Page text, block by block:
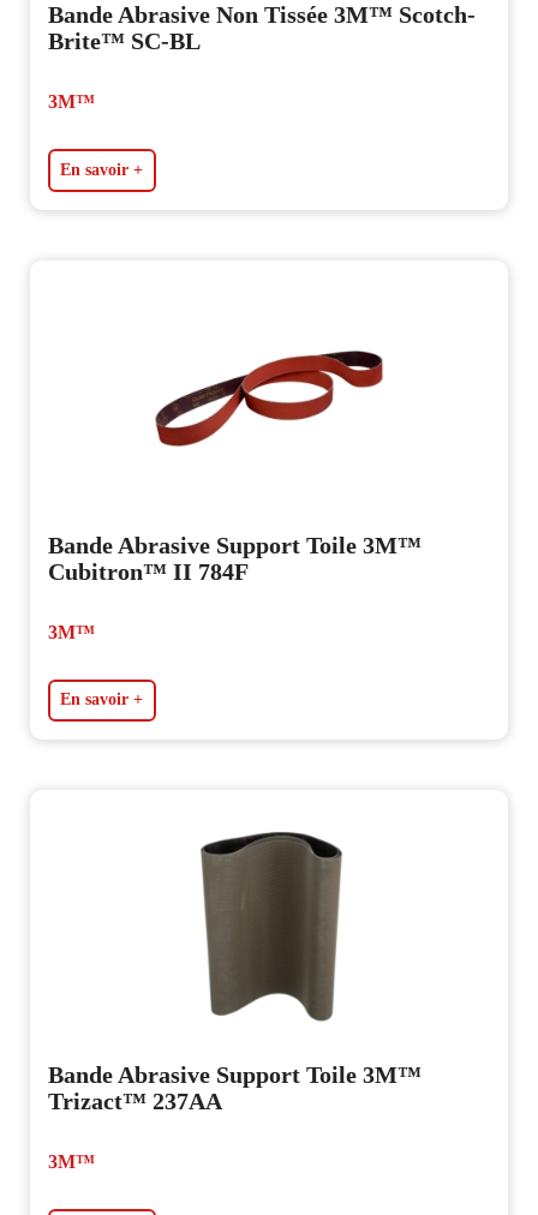
Bande Abrasive Non Tissée 3M™ Scotch-
Brite™ SC-BL
3M™
En savoir +
Bande Abrasive Support Toile 3M™
Cubitron™ II 784F
3M™
En savoir +
Bande Abrasive Support Toile 3M™
Trizact™ 237AA
3M™